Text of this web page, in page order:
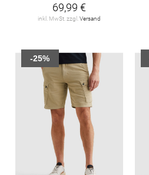
69,99 €
inkl. MwSt. zzgl. Versand
-25%